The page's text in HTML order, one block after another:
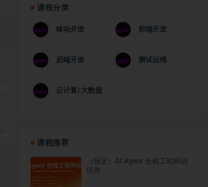
课程分类
移动开发 前端开发
后端开发 测试运维
云计算/大数据
课程推荐
（预定）AI Agent 全栈工程师训
练营